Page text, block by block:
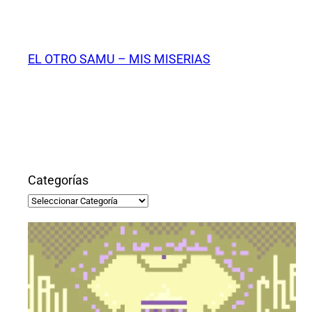
contenido
EL OTRO SAMU – MIS MISERIAS
Categorías